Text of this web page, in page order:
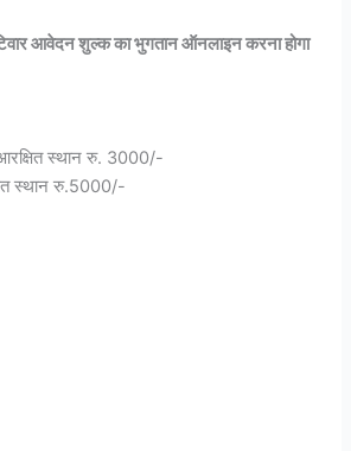
आवेदन शुल्क का भुगतान ऑनलाइन करना होगा
स्थान रु. 3000/-
स्थान रु.5000/-